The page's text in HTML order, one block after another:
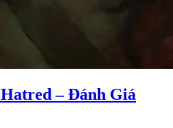
– Đánh Giá